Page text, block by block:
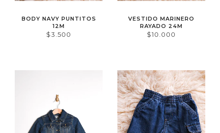
BODY NAVY PUNTITOS
12M
$3.500
VESTIDO MARINERO
RAYADO 24M
$10.000